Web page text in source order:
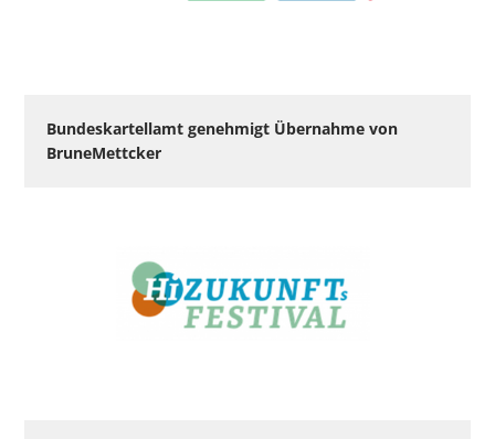
Bundeskartellamt genehmigt Übernahme von
BruneMettcker